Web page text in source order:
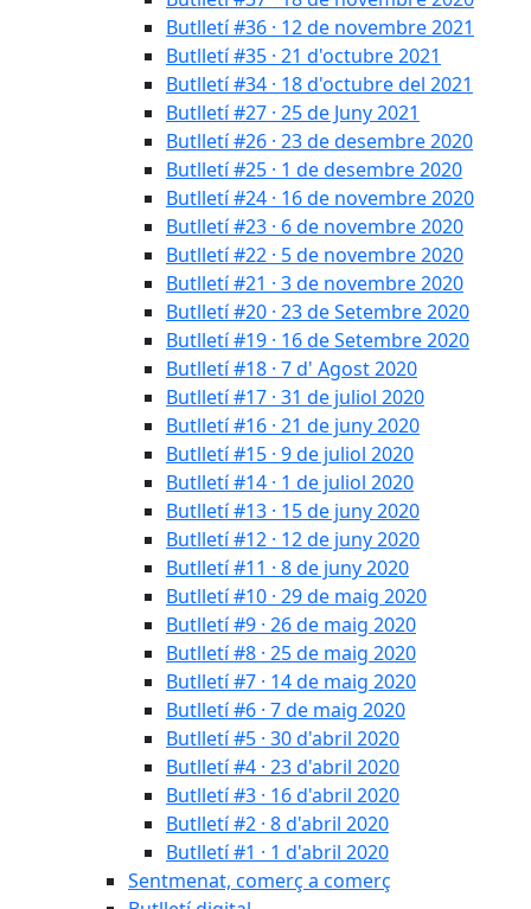
Butlletí #36 · 12 de novembre 2021
Butlletí #35 · 21 d'octubre 2021
Butlletí #34 · 18 d'octubre del 2021
Butlletí #27 · 25 de Juny 2021
Butlletí #26 · 23 de desembre 2020
Butlletí #25 · 1 de desembre 2020
Butlletí #24 · 16 de novembre 2020
Butlletí #23 · 6 de novembre 2020
Butlletí #22 · 5 de novembre 2020
Butlletí #21 · 3 de novembre 2020
Butlletí #20 · 23 de Setembre 2020
Butlletí #19 · 16 de Setembre 2020
Butlletí #18 · 7 d' Agost 2020
Butlletí #17 · 31 de juliol 2020
Butlletí #16 · 21 de juny 2020
Butlletí #15 · 9 de juliol 2020
Butlletí #14 · 1 de juliol 2020
Butlletí #13 · 15 de juny 2020
Butlletí #12 · 12 de juny 2020
Butlletí #11 · 8 de juny 2020
Butlletí #10 · 29 de maig 2020
Butlletí #9 · 26 de maig 2020
Butlletí #8 · 25 de maig 2020
Butlletí #7 · 14 de maig 2020
Butlletí #6 · 7 de maig 2020
Butlletí #5 · 30 d'abril 2020
Butlletí #4 · 23 d'abril 2020
Butlletí #3 · 16 d'abril 2020
Butlletí #2 · 8 d'abril 2020
Butlletí #1 · 1 d'abril 2020
Sentmenat, comerç a comerç